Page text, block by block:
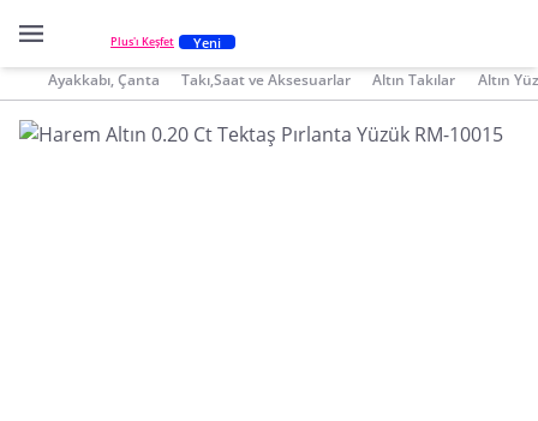
Plus'ı Keşfet Yeni
Ayakkabı, Çanta Takı,Saat ve Aksesuarlar Altın Takılar Altın